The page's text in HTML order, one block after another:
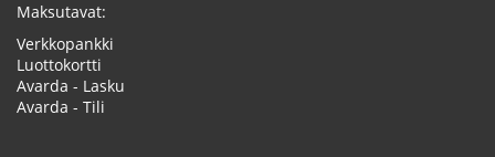
Maksutavat:
Verkkopankki
Luottokortti
Avarda - Lasku
Avarda - Tili